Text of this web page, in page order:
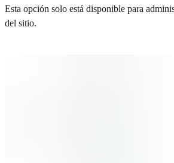
Esta opción solo está disponible para
del sitio.